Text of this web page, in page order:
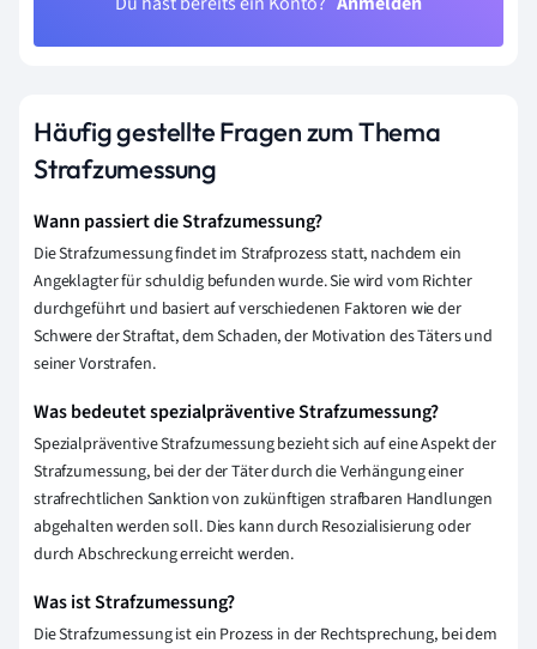
Häufig gestellte Fragen zum Thema
Strafzumessung
Wann passiert die Strafzumessung?
Die Strafzumessung findet im Strafprozess statt, nachdem ein
Angeklagter für schuldig befunden wurde. Sie wird vom Richter
durchgeführt und basiert auf verschiedenen Faktoren wie der
Schwere der Straftat, dem Schaden, der Motivation des Täters und
seiner Vorstrafen.
Was bedeutet spezialpräventive Strafzumessung?
Spezialpräventive Strafzumessung bezieht sich auf eine Aspekt der
Strafzumessung, bei der der Täter durch die Verhängung einer
strafrechtlichen Sanktion von zukünftigen strafbaren Handlungen
abgehalten werden soll. Dies kann durch Resozialisierung oder
durch Abschreckung erreicht werden.
Was ist Strafzumessung?
Die Strafzumessung ist ein Prozess in der Rechtsprechung, bei dem